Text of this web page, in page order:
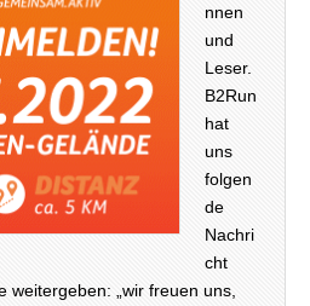
nnen
und
Leser.
B2Run
hat
uns
folgen
de
Nachri
cht
weitergeben: „wir freuen uns,